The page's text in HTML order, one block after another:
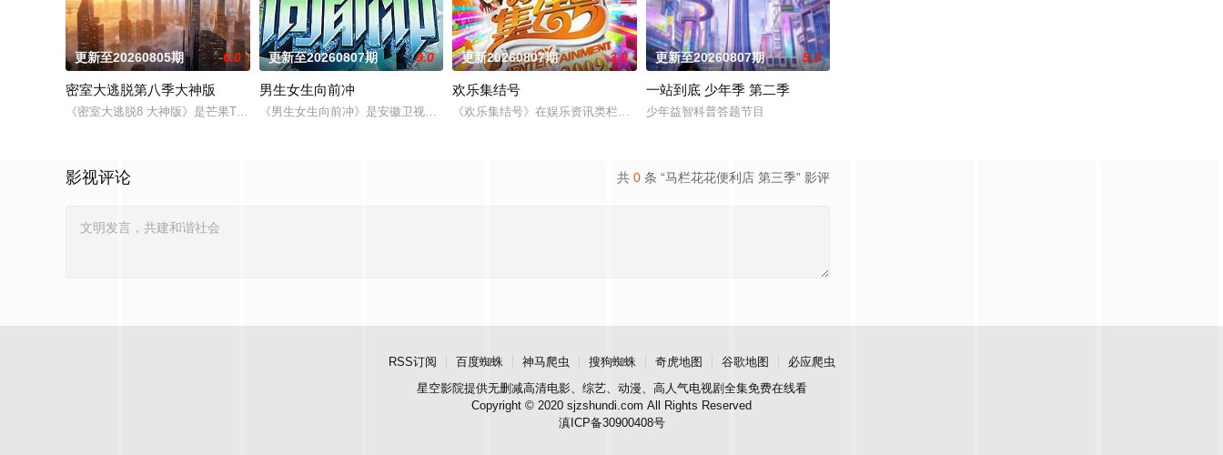
更新至20260805期 6.0
密室大逃脱第八季大神版
《密室大逃脱8 大神版》是芒果TV超大型密室逃脱真人秀《密室大逃脱》的官方定制衍生节目。节
更新至20260807期 9.0
男生女生向前冲
《男生女生向前冲》是安徽卫视的一档全民榜样健身节目。从2010年开始，《男生女生向前冲》已
更新20260807期 3.0
欢乐集结号
《欢乐集结号》在娱乐资讯类栏目中一枝独秀，领跑全国，是辽宁卫视唯一一档以报道娱乐动态、解读
更新至20260807期 5.0
一站到底 少年季 第二季
少年益智科普答题节目
共 0 条 “马栏花花便利店 第三季” 影评
影视评论
RSS订阅 百度蜘蛛 神马爬虫 搜狗蜘蛛 奇虎地图 谷歌地图
必应爬虫
星空影院提供无删减高清电影、综艺、动漫、高人气电视剧全集免费在线看
Copyright © 2020 sjzshundi.com All Rights Reserved
滇ICP备30900408号